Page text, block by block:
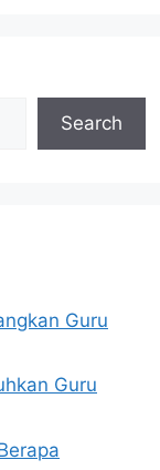
Search
Guru
Guru